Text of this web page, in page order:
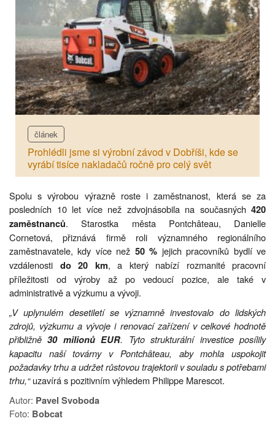
článek
Prohlédli jsme si výrobní závod v Dobříši, kde se
vyrábí tisíce nakladačů ročně pro celý svět
Spolu s výrobou výrazně roste i zaměstnanost, která se za
posledních 10 let více než zdvojnásobila na současných 420
zaměstnanců. Starostka města Pontchâteau, Danielle
Cornetová, přiznává firmě roli významného regionálního
zaměstnavatele, kdy více než 50 % jejich pracovníků bydlí ve
vzdálenosti do 20 km, a který nabízí rozmanité pracovní
příležitosti od výroby až po vedoucí pozice, ale také v
administrativě a výzkumu a vývoji.
„V uplynulém desetiletí se významně investovalo do lidských
zdrojů, výzkumu a vývoje i renovací zařízení v celkové hodnotě
přibližně30 milionů EUR. Tyto strukturální investice posílily
kapacitu naší továrny v Pontchâteau, aby mohla uspokojit
požadavky trhu a udržet růstovou trajektorii v souladu s potřebami
trhu,“uzavírá s pozitivním výhledem Philippe Marescot.
Autor: Pavel Svoboda
Foto: Bobcat